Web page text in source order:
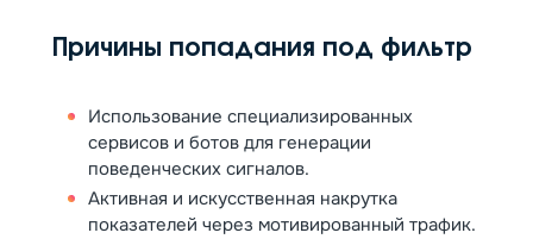
Причины попадания под фильтр
Использование специализированных
сервисов и ботов для генерации
поведенческих сигналов.
Активная и искусственная накрутка
показателей через мотивированный трафик.